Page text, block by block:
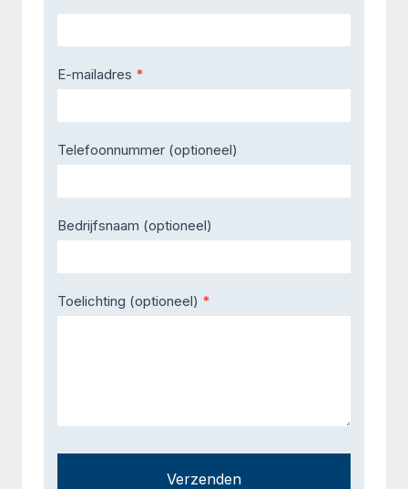
E-mailadres *
Telefoonnummer (optioneel)
Bedrijfsnaam (optioneel)
Toelichting (optioneel) *
Verzenden